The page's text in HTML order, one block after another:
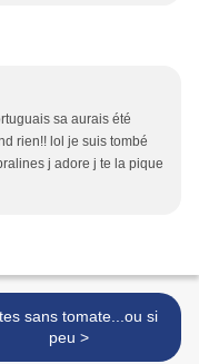
sa aurais été
rien!! lol je suis tombé
j adore j te la pique
sans tomate...ou si
peu >